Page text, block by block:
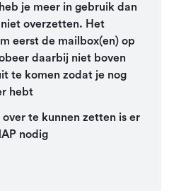
je meer in gebruik dan
overzetten. Het
eerst de mailbox(en) op
daarbij niet boven
te komen zodat je nog
hebt
te kunnen zetten is er
nodig